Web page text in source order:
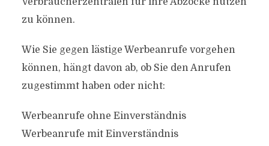
zu können.
Wie Sie gegen lästige Werbeanrufe vorgehen
können, hängt davon ab, ob Sie den Anrufen
zugestimmt haben oder nicht:
Werbeanrufe ohne Einverständnis
Werbeanrufe mit Einverständnis